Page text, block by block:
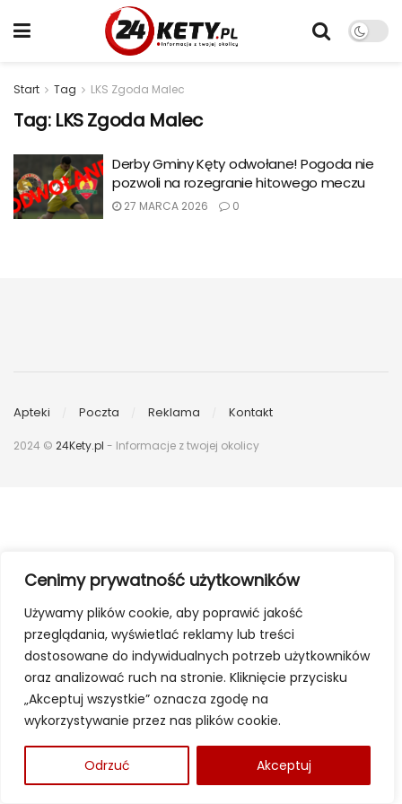
Cenimy prywatność użytkowników
Używamy plików cookie, aby poprawić jakość
przeglądania, wyświetlać reklamy lub treści
dostosowane do indywidualnych potrzeb użytkowników
oraz analizować ruch na stronie. Kliknięcie przycisku
„Akceptuj wszystkie” oznacza zgodę na
wykorzystywanie przez nas plików cookie.
Odrzuć Akceptuj
Start Tag LKS Zgoda Malec
Tag: LKS Zgoda Malec
Derby Gminy Kęty odwołane! Pogoda nie
pozwoli na rozegranie hitowego meczu
27 MARCA 2026 0
Apteki Poczta Reklama Kontakt
2024 © 24Kety.pl - Informacje z twojej okolicy